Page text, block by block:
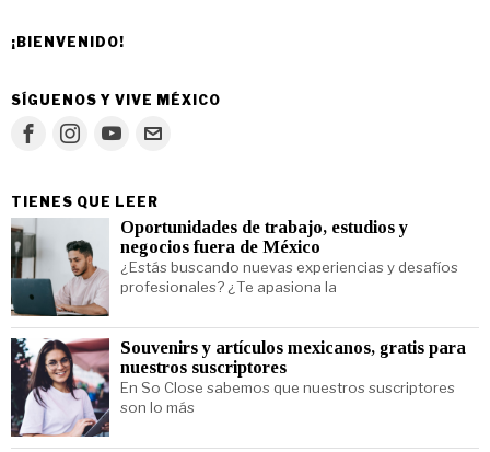
¡BIENVENIDO!
SÍGUENOS Y VIVE MÉXICO
TIENES QUE LEER
Oportunidades de trabajo, estudios y
negocios fuera de México
¿Estás buscando nuevas experiencias y desafíos
profesionales? ¿Te apasiona la
Souvenirs y artículos mexicanos, gratis para
nuestros suscriptores
En So Close sabemos que nuestros suscriptores
son lo más